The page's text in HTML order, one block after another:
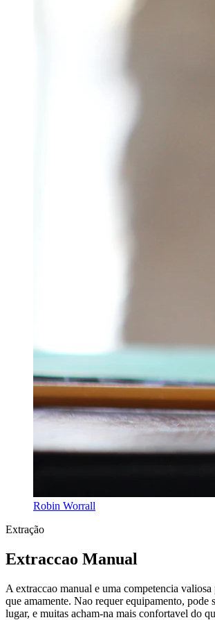
Robin Worrall
Extração
Extraccao Manual
A extraccao manual e uma competencia valiosa
que amamente. Nao requer equipamento, pode
lugar, e muitas acham-na mais confortavel do